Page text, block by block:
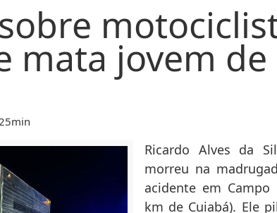
mata jovem de
Ricardo Alves da
morreu na
acidente em
km de Cuiabá). Ele